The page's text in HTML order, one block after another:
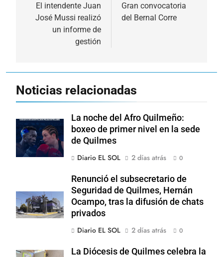
de
entradas
El intendente Juan
José Mussi realizó
un informe de
gestión
Gran convocatoria
del Bernal Corre
Noticias relacionadas
La noche del Afro Quilmeño:
boxeo de primer nivel en la sede
de Quilmes
Diario EL SOL
2 días atrás 0
Renunció el subsecretario de
Seguridad de Quilmes, Hernán
Ocampo, tras la difusión de chats
privados
Diario EL SOL
2 días atrás 0
La Diócesis de Quilmes celebra la